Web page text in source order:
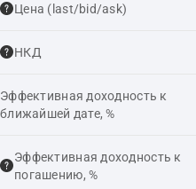
Цена (last/bid/ask)
НКД
Эффективная доходность к
ближайшей дате, %
Эффективная доходность к
погашению, %